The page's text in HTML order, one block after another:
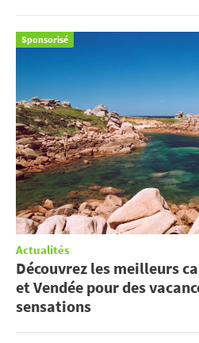
Sponsorisé
Actualités
Découvrez les meilleurs
et Vendée pour des
sensations